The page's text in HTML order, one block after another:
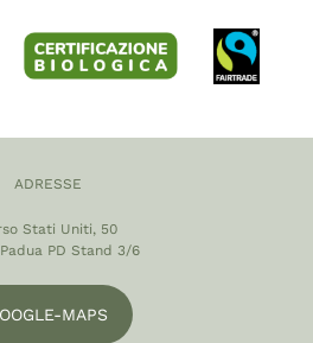
ADRESSE
Stati Uniti, 50
PD Stand 3/6
MAPS